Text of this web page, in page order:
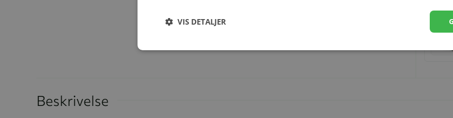
Beskrivelse
VIS DETALJER